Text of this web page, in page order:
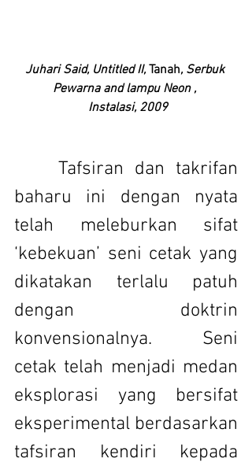
Juhari Said, Untitled II, Tanah, Serbuk
Pewarna and lampu Neon ,
Instalasi, 2009
baharu ini dengan nyata
telah meleburkan sifat
‘kebekuan’ seni cetak yang
dikatakan terlalu patuh
dengan doktrin
konvensionalnya. Seni
cetak telah menjadi medan
eksplorasi yang bersifat
eksperimental berdasarkan
tafsiran kendiri kepada